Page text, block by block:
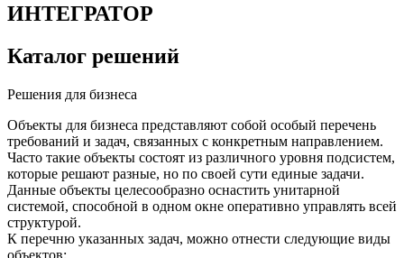
ИНТЕГРАТОР
Каталог решений
Решения для бизнеса
Объекты для бизнеса представляют собой особый перечень
требований и задач, связанных с конкретным направлением.
Часто такие объекты состоят из различного уровня подсистем,
которые решают разные, но по своей сути единые задачи.
Данные объекты целесообразно оснастить унитарной
системой, способной в одном окне оперативно управлять всей
структурой.
К перечню указанных задач, можно отнести следующие виды
объектов: